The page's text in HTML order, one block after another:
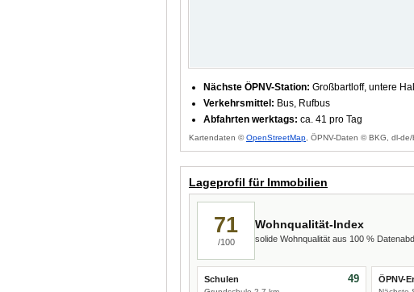
Nächste ÖPNV-Station: Großbartloff, untere
Verkehrsmittel: Bus, Rufbus
Abfahrten werktags: ca. 41 pro Tag
Kartendaten ©OpenStreetMap , ÖPNV-Daten © BKG, dl-de/
Lageprofil für Immobilien
71
/100
Wohnqualität-Index
solide Wohnqualität aus 100 %
Schulen 49 ÖPNV-